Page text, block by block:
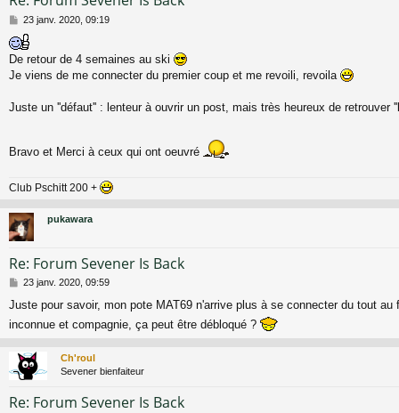
M
e
s
s
a
23 janv. 2020, 09:19
De retour de 4 semaines au ski
Je viens de me connecter du premier coup et me revoili, revoila
Juste un ''défaut'' : lenteur à ouvrir un post, mais très heureux de retrouver
Bravo et Merci à ceux qui ont oeuvré
Club Pschitt 200 +
pukawara
Re: Forum Sevener Is Back
M
s
s
e
23 janv. 2020, 09:59
Juste pour savoir, mon pote MAT69 n'arrive plus à se connecter du tout au
inconnue et compagnie, ça peut être débloqué ?
Ch'roul
Sevener bienfaiteur
Re: Forum Sevener Is Back